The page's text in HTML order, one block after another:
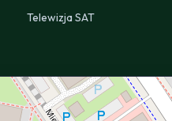
Telewizja SAT